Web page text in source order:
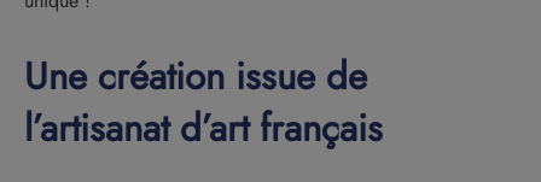
Une création issue de
l’artisanat d’art français